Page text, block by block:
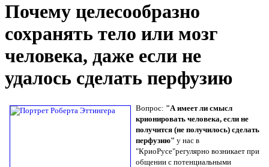
Почему целесообразно
сохранять тело или мозг
человека, даже если не
удалось сделать перфузию
Вопрос: "А имеет ли смысл
крионировать человека, если не
получится (не получилось) сделать
перфузию" у нас в
"КриоРусе"регулярно возникает при
общении с потенциальными